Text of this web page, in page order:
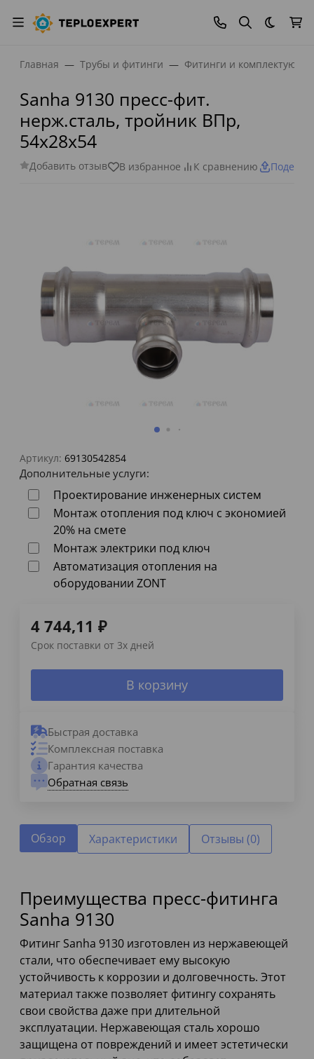
Темная
Главная Трубы и фитинги Фитинги и
Sanha 9130 пресс-фит.
нерж.сталь, тройник ВПр,
54x28x54
Добавить отзыв В избранное К сравнению
Артикул: 69130542854
Дополнительные услуги:
Проектирование инженерных систем
Монтаж отопления под ключ с экономией
20% на смете
Монтаж электрики под ключ
Автоматизация отопления на
оборудовании ZONT
4 744,11 ₽
Срок поставки от 3х дней
В корзину
Быстрая доставка
Комплексная поставка
Гарантия качества
Обратная связь
Обзор Характеристики Отзывы (0)
Преимущества пресс-фитинга
Sanha 9130
Фитинг Sanha 9130 изготовлен из нержавеющей
стали, что обеспечивает ему высокую
устойчивость к коррозии и долговечность. Этот
материал также позволяет фитингу сохранять
свои свойства даже при длительной
эксплуатации. Нержавеющая сталь хорошо
защищена от повреждений и имеет эстетически